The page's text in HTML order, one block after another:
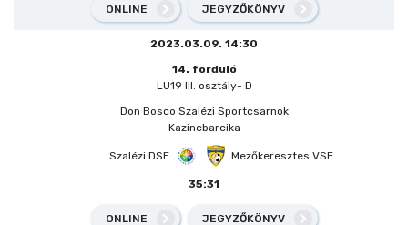
ONLINE JEGYZŐKÖNYV
2023.03.09. 14:30
14. forduló
LU19 III. osztály- D
Don Bosco Szalézi Sportcsarnok
Kazincbarcika
Szalézi DSE Mezőkeresztes VSE
35:31
ONLINE JEGYZŐKÖNYV